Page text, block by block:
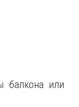
балкона или